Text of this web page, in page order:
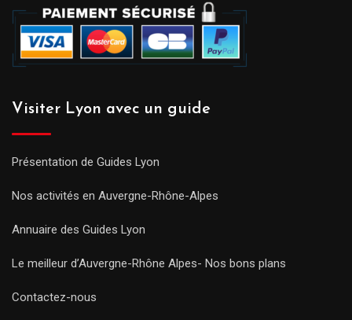
Visiter Lyon avec un guide
Présentation de Guides Lyon
Nos activités en Auvergne-Rhône-Alpes
Annuaire des Guides Lyon
Le meilleur d’Auvergne-Rhône Alpes- Nos bons plans
Contactez-nous